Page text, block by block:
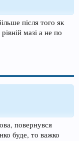
після того як
мазі а не по
повернувся
буде, то важко